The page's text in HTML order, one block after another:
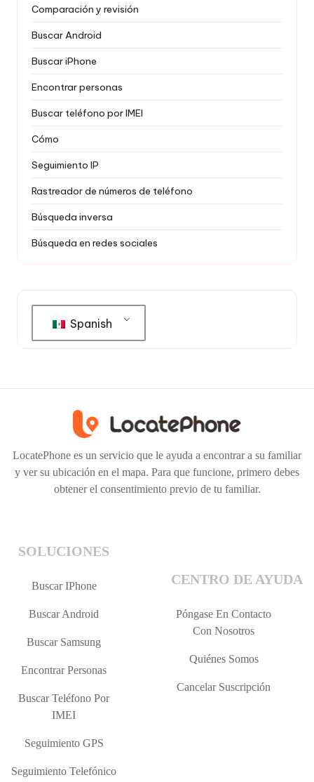
Comparación y revisión
Buscar Android
Buscar iPhone
Encontrar personas
Buscar teléfono por IMEI
Cómo
Seguimiento IP
Rastreador de números de teléfono
Búsqueda inversa
Búsqueda en redes sociales
Spanish
LocatePhone es un servicio que le ayuda a encontrar a su familiar
y ver su ubicación en el mapa. Para que funcione, primero debes
obtener el consentimiento previo de tu familiar.
SOLUCIONES
Buscar IPhone
Buscar Android
Buscar Samsung
Encontrar Personas
Buscar Teléfono Por
IMEI
Seguimiento GPS
Seguimiento Telefónico
CENTRO DE AYUDA
Póngase En Contacto
Con Nosotros
Quiénes Somos
Cancelar Suscripción